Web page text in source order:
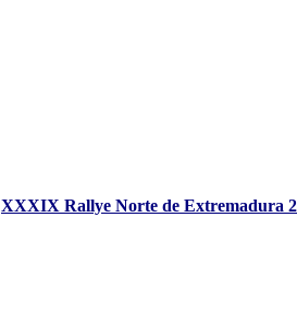
XXXIX Rallye Norte de Extremadura